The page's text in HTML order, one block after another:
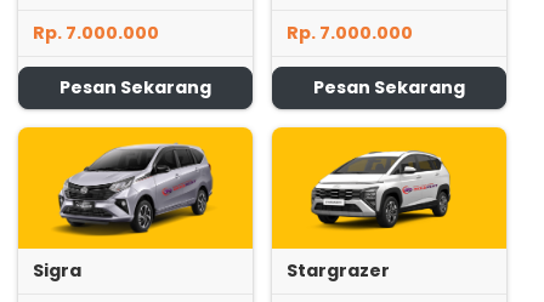
Rp. 7.000.000
Pesan Sekarang
Rp. 7.000.000
Pesan Sekarang
Sigra
Stargrazer